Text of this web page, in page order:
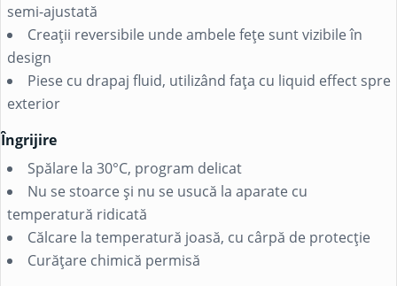
semi-ajustată
Creații reversibile unde ambele fețe sunt vizibile în
design
Piese cu drapaj fluid, utilizând fața cu liquid effect spre
exterior
Îngrijire
Spălare la 30°C, program delicat
Nu se stoarce și nu se usucă la aparate cu
temperatură ridicată
Călcare la temperatură joasă, cu cârpă de protecție
Curățare chimică permisă